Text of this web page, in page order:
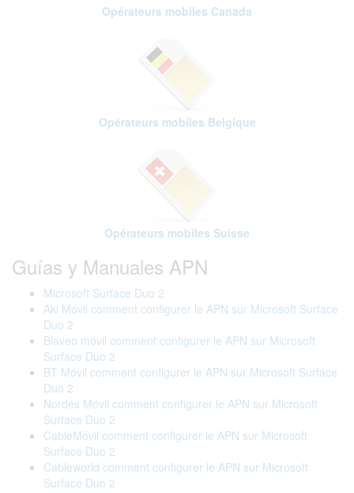
Opérateurs mobiles Canada
Opérateurs mobiles Belgique
Opérateurs mobiles Suisse
Guías y Manuales APN
Microsoft Surface Duo 2
Aki Móvil comment configurer le APN sur Microsoft Surface
Duo 2
Blaveo móvil comment configurer le APN sur Microsoft
Surface Duo 2
BT Móvil comment configurer le APN sur Microsoft Surface
Duo 2
Nordés Móvil comment configurer le APN sur Microsoft
Surface Duo 2
CableMóvil comment configurer le APN sur Microsoft
Surface Duo 2
Cableworld comment configurer le APN sur Microsoft
Surface Duo 2